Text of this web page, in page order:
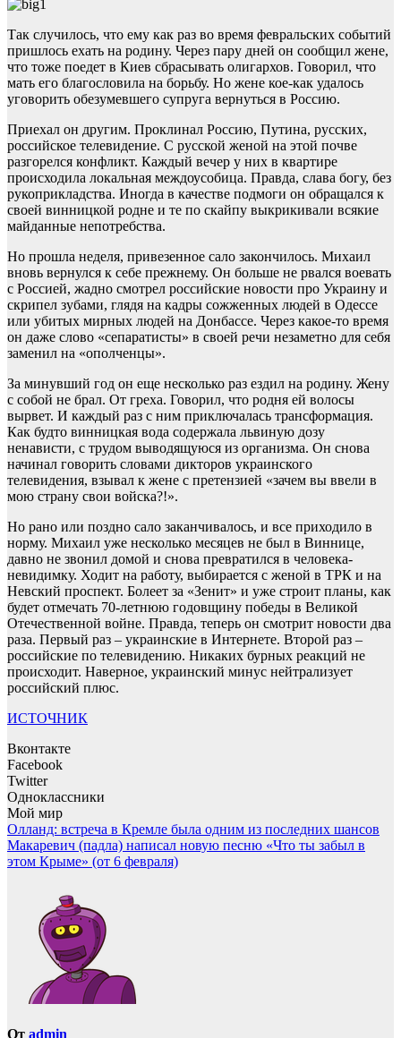
Так случилось, что ему как раз во время февральских событий
пришлось ехать на родину. Через пару дней он сообщил жене,
что тоже поедет в Киев сбрасывать олигархов. Говорил, что
мать его благословила на борьбу. Но жене кое-как удалось
уговорить обезумевшего супруга вернуться в Россию.
Приехал он другим. Проклинал Россию, Путина, русских,
российское телевидение. С русской женой на этой почве
разгорелся конфликт. Каждый вечер у них в квартире
происходила локальная междоусобица. Правда, слава богу, без
рукоприкладства. Иногда в качестве подмоги он обращался к
своей винницкой родне и те по скайпу выкрикивали всякие
майданные непотребства.
Но прошла неделя, привезенное сало закончилось. Михаил
вновь вернулся к себе прежнему. Он больше не рвался воевать
с Россией, жадно смотрел российские новости про Украину и
скрипел зубами, глядя на кадры сожженных людей в Одессе
или убитых мирных людей на Донбассе. Через какое-то время
он даже слово «сепаратисты» в своей речи незаметно для себя
заменил на «ополченцы».
За минувший год он еще несколько раз ездил на родину. Жену
с собой не брал. От греха. Говорил, что родня ей волосы
вырвет. И каждый раз с ним приключалась трансформация.
Как будто винницкая вода содержала львиную дозу
ненависти, с трудом выводящуюся из организма. Он снова
начинал говорить словами дикторов украинского
телевидения, взывал к жене с претензией «зачем вы ввели в
мою страну свои войска?!».
Но рано или поздно сало заканчивалось, и все приходило в
норму. Михаил уже несколько месяцев не был в Виннице,
давно не звонил домой и снова превратился в человека-
невидимку. Ходит на работу, выбирается с женой в ТРК и на
Невский проспект. Болеет за «Зенит» и уже строит планы, как
будет отмечать 70-летнюю годовщину победы в Великой
Отечественной войне. Правда, теперь он смотрит новости два
раза. Первый раз – украинские в Интернете. Второй раз –
российские по телевидению. Никаких бурных реакций не
происходит. Наверное, украинский минус нейтрализует
российский плюс.
ИСТОЧНИК
Вконтакте
Facebook
Twitter
Одноклассники
Мой мир
Навигация
по
Олланд: встреча в Кремле была одним из последних шансов
Макаревич (падла) написал новую песню «Что ты забыл в
этом Крыме» (от 6 февраля)
От admin